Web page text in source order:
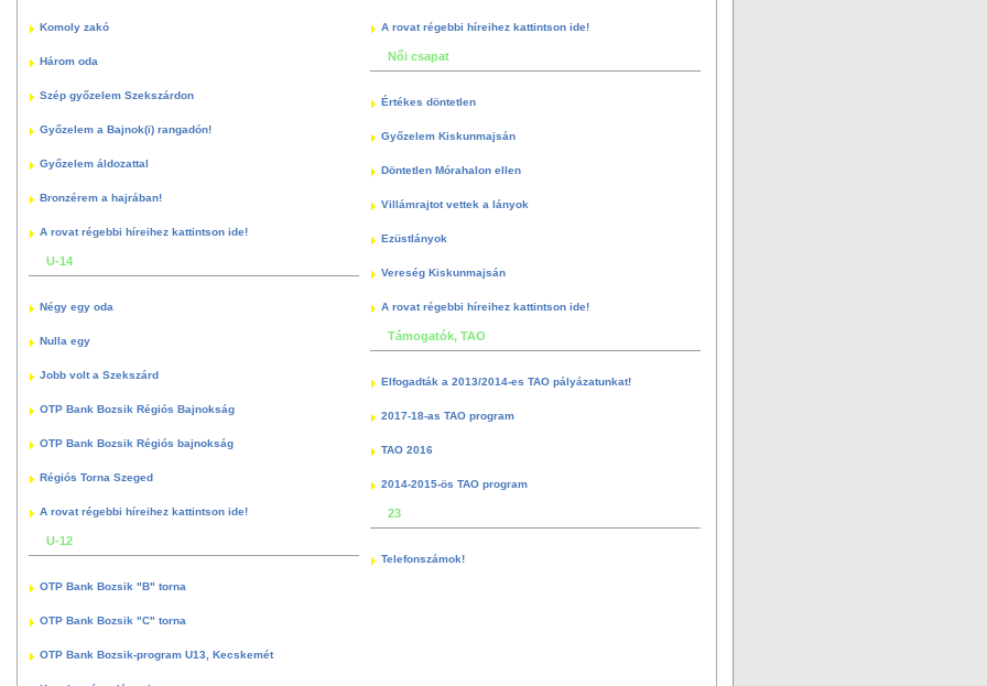
Komoly zakó
Három oda
Szép győzelem Szekszárdon
Győzelem a Bajnok(i) rangadón!
Győzelem áldozattal
Bronzérem a hajrában!
A rovat régebbi híreihez kattintson ide!
U-14
Négy egy oda
Nulla egy
Jobb volt a Szekszárd
OTP Bank Bozsik Régiós Bajnokság
OTP Bank Bozsik Régiós bajnokság
Régiós Torna Szeged
A rovat régebbi híreihez kattintson ide!
U-12
OTP Bank Bozsik "B" torna
OTP Bank Bozsik "C" torna
OTP Bank Bozsik-program U13, Kecskemét
A rovat régebbi híreihez kattintson ide!
Női csapat
Értékes döntetlen
Győzelem Kiskunmajsán
Döntetlen Mórahalon ellen
Villámrajtot vettek a lányok
Ezüstlányok
Vereség Kiskunmajsán
A rovat régebbi híreihez kattintson ide!
Támogatók, TAO
Elfogadták a 2013/2014-es TAO pályázatunkat!
2017-18-as TAO program
TAO 2016
2014-2015-ös TAO program
23
Telefonszámok!